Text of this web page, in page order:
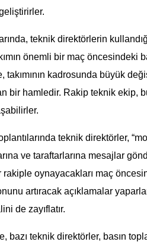
teknik direktörlerin
önemli bir maç öncesindeki
takımının kadrosunda büyük
bir hamledir. Rakip teknik ekip,
teknik direktörler,
ve taraftarlarına mesajlar
oynayacakları maç
artıracak açıklamalar
de zayıflatır.
bazı teknik direktörler, basın